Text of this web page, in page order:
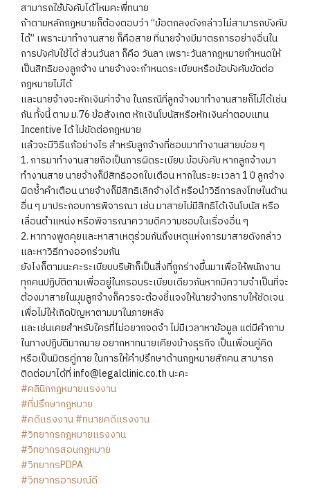
สามารถใช้บังคับได้ไหมคะพี่ทนาย
ถ้าตามหลักกฏหมายก็ต้องตอบว่า “ข้อตกลงดังกล่าวไม่สามารถบังคับ
ได้” เพราะมาทำงานสาย ก็คือสาย ที่นายจ้างมีมาตรการอย่างอื่นใน
การบังคับใช้ได้ ส่วนวันลา ก็คือ วันลา เพราะวันลากฎหมายกำหนดให้
เป็นสิทธิของลูกจ้าง นายจ้างจะกำหนดระเบียบหรือข้อบังคับขัดต่อ
กฎหมายไม่ได้
และนายจ้างจะหักเงินค่าจ้าง ในกรณีที่ลูกจ้างมาทำงานสายก็ไม่ได้เช่น
กัน ทั้งนี้ ตาม ม.76 ข้อสังเกต หักเงินโบนัสหรือหักเงินค่าตอบแทน
Incentive ได้ ไม่ขัดต่อกฎหมาย
แล้วจะมีวิธีแก้อย่างไร สำหรับลูกจ้างที่ชอบมาทำงานสายบ่อย ๆ
1. การมาทำงานสายถือเป็นการผิดระเบียบ ข้อบังคับ หากลูกจ้างมา
ทำงานสาย นายจ้างก็มีสิทธิออกใบเตือน หากในระยะเวลา 1 ปี ลูกจ้าง
ผิดซ้ำคำเตือน นายจ้างก็มีสิทธิเลิกจ้างได้ หรือนำวิธีการลงโทษในด้าน
อื่น ๆ มาประกอบการพิจารณา เช่น มาสายไม่มีสิทธิได้เงินโบนัส หรือ
เลื่อนตำแหน่ง หรือพิจารณาความดีความชอบในเรื่องอื่น ๆ
2. หาทางพูดคุยและหาสาเหตุร่วมกันถึงเหตุแห่งการมาสายดังกล่าว
และหาวิธีทางออกร่วมกัน
ยังไงก็ตามนะคะระเบียบบริษัทก็เป็นสิ่งที่ถูกร่างขึ้นมาเพื่อให้พนักงาน
ทุกคนปฏิบัติตามเพื่ออยู่ในกรอบระเบียบเดียวกันหากมีความจำเป็นที่จะ
ต้องมาสายในมุมลูกจ้างก็ควรจะต้องชี้แจงให้นายจ้างทราบให้ชัดเจน
เพื่อไม่ให้เกิดปัญหาตามมาในภายหลัง
และเช่นเคยสำหรับใครที่ไม่อยากจดจำ ไม่มีเวลาหาข้อมูล แต่มีคำถาม
ในทางปฏิบัติมากมาย อยากหาทนายเคียงข้างธุรกิจ เป็นเพื่อนคู่คิด
หรือเป็นมิตรคู่กาย ในการให้คำปรึกษาด้านกฎหมายสักคน สามารถ
ติดต่อมาได้ที่ info@legalclinic.co.th นะคะ
#คลินิกกฎหมายแรงงาน
#ที่ปรึกษากฎหมาย
#คดีแรงงาน#ทนายคดีแรงงาน
#วิทยากรกฎหมายแรงงาน
#วิทยากรสอนกฎหมาย
#วิทยากรPDPA
#วิทยากรอารมณ์ดี